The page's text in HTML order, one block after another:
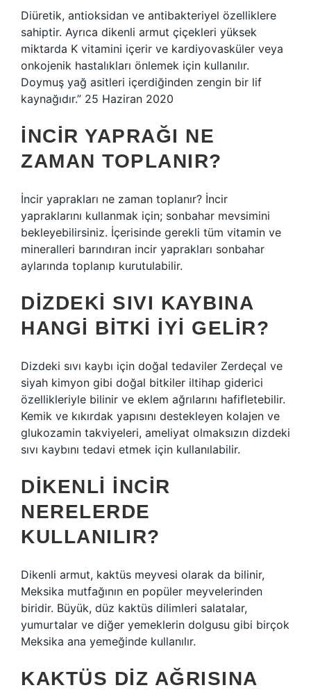
Diüretik, antioksidan ve antibakteriyel özelliklere
sahiptir. Ayrıca dikenli armut çiçekleri yüksek
miktarda K vitamini içerir ve kardiyovasküler veya
onkojenik hastalıkları önlemek için kullanılır.
Doymuş yağ asitleri içerdiğinden zengin bir lif
kaynağıdır.” 25 Haziran 2020
İNCIR YAPRAĞI NE
ZAMAN TOPLANIR?
İncir yaprakları ne zaman toplanır? İncir
yapraklarını kullanmak için; sonbahar mevsimini
bekleyebilirsiniz. İçerisinde gerekli tüm vitamin ve
mineralleri barındıran incir yaprakları sonbahar
aylarında toplanıp kurutulabilir.
DIZDEKI SIVI KAYBINA
HANGI BITKI IYI GELIR?
Dizdeki sıvı kaybı için doğal tedaviler Zerdeçal ve
siyah kimyon gibi doğal bitkiler iltihap giderici
özellikleriyle bilinir ve eklem ağrılarını hafifletebilir.
Kemik ve kıkırdak yapısını destekleyen kolajen ve
glukozamin takviyeleri, ameliyat olmaksızın dizdeki
sıvı kaybını tedavi etmek için kullanılabilir.
DIKENLI INCIR
NERELERDE
KULLANILIR?
Dikenli armut, kaktüs meyvesi olarak da bilinir,
Meksika mutfağının en popüler meyvelerinden
biridir. Büyük, düz kaktüs dilimleri salatalar,
yumurtalar ve diğer yemeklerin dolgusu gibi birçok
Meksika ana yemeğinde kullanılır.
KAKTÜS DIZ AĞRISINA